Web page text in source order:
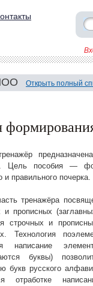
Открыть полный
Цель пособия —
и правильного почерка.
тренажёра
и прописных
строчных и
Технология
написание
буквы)
букв русского
отработке